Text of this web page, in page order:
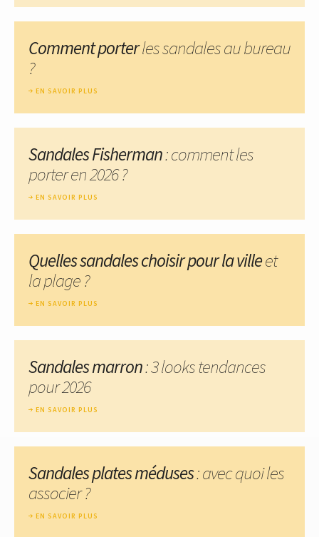
Comment porterles sandales au bureau
?
EN SAVOIR PLUS
Sandales Fisherman: comment les
porter en 2026 ?
EN SAVOIR PLUS
Quelles sandales choisir pour la villeet
la plage ?
EN SAVOIR PLUS
Sandales marron: 3 looks tendances
pour 2026
EN SAVOIR PLUS
Sandales plates méduses: avec quoi les
associer ?
EN SAVOIR PLUS